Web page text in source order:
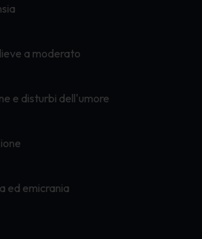
a moderato
e disturbi dell'umore
ed emicrania